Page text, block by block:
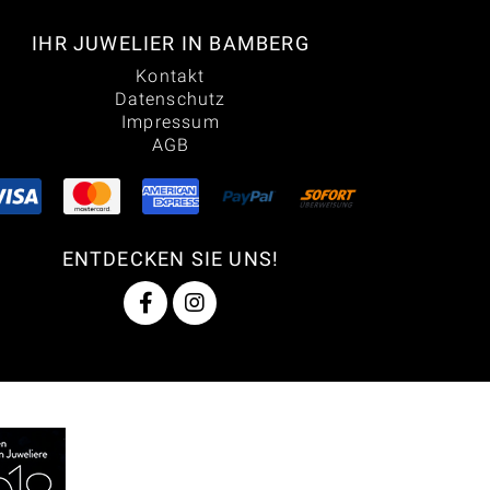
IHR JUWELIER IN BAMBERG
Kontakt
Datenschutz
Impressum
AGB
ENTDECKEN SIE UNS!